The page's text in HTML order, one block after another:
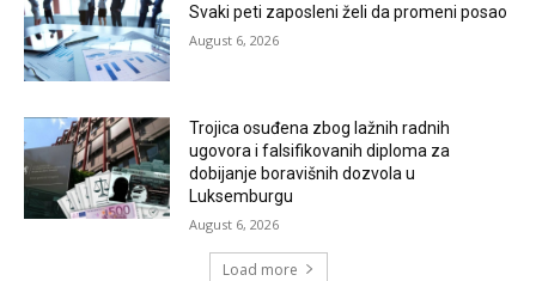
Svaki peti zaposleni želi da promeni posao
August 6, 2026
Trojica osuđena zbog lažnih radnih
ugovora i falsifikovanih diploma za
dobijanje boravišnih dozvola u
Luksemburgu
August 6, 2026
Load more